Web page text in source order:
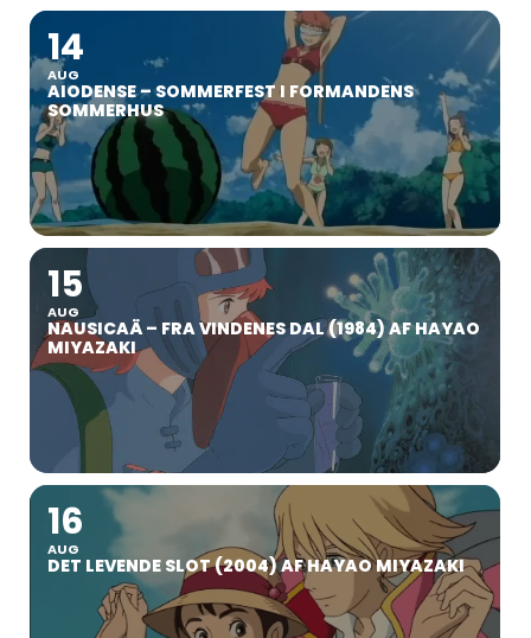
14
AUG
AIODENSE – SOMMERFEST I FORMANDENS
SOMMERHUS
15
AUG
NAUSICAÄ – FRA VINDENES DAL (1984) AF HAYAO
MIYAZAKI
16
AUG
DET LEVENDE SLOT (2004) AF HAYAO MIYAZAKI